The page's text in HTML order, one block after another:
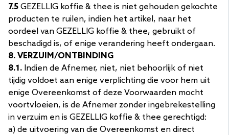
7.5 GEZELLIG koffie & thee is niet gehouden gekochte
producten te ruilen, indien het artikel, naar het
oordeel van GEZELLIG koffie & thee, gebruikt of
beschadigd is, of enige verandering heeft ondergaan.
8. VERZUIM/ONTBINDING
8.1. Indien de Afnemer, niet, niet behoorlijk of niet
tijdig voldoet aan enige verplichting die voor hem uit
enige Overeenkomst of deze Voorwaarden mocht
voortvloeien, is de Afnemer zonder ingebrekestelling
in verzuim en is GEZELLIG koffie & thee gerechtigd:
a) de uitvoering van die Overeenkomst en direct